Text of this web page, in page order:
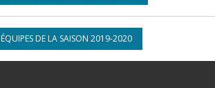
ÉQUIPES DE LA SAISON 2019-2020